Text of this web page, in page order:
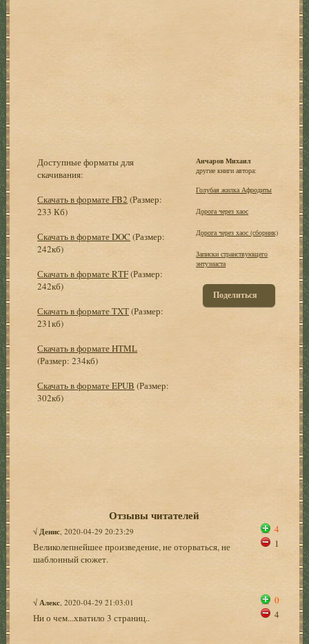
Доступные форматы для
скачивания:
Скачать в формате FB2 (Размер:
233 Кб)
Скачать в формате DOC (Размер:
242кб)
Скачать в формате RTF(Размер:
242кб)
Скачать в формате TXT(Размер:
231кб)
Скачать в формате HTML
(Размер: 234кб)
Скачать в формате EPUB (Размер:
302кб)
Анчаров Михаил
другие книги автора:
Голубая жилка Афродиты
Дорога через хаос
Дорога через хаос (сборник)
Записки странствующего
энтузиаста
Поделиться
Отзывы читателей
√ Денис , 2020-04-29 20:23:29
Великолепнейшее произведение, не оторваться, не
шаблонный сюжет.
4
1
√ Алекс , 2020-04-29 21:03:01
Ни о чем...хватило 3 страниц..
0
4